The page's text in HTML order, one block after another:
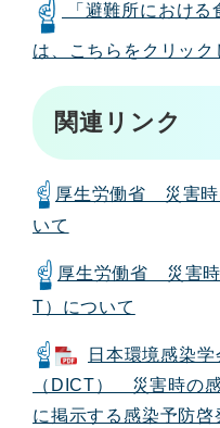
「避難所におけ
は、こちらをクリック
関連リンク
厚生労働省 災害時
いて
厚生労働省 災害
T）について
日本環境感染
（DICT） 災害時の
に掲示する感染予防